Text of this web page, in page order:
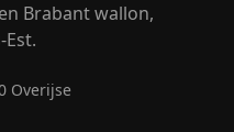
Brabant wallon,
Overijse